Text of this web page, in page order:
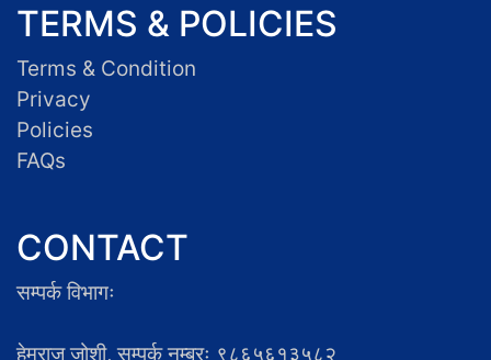
TERMS & POLICIES
Terms & Condition
Privacy
Policies
FAQs
CONTACT
सम्पर्क विभागः
हेमराज जोशी, सम्पर्क नम्बरः ९८६५६१३५८२